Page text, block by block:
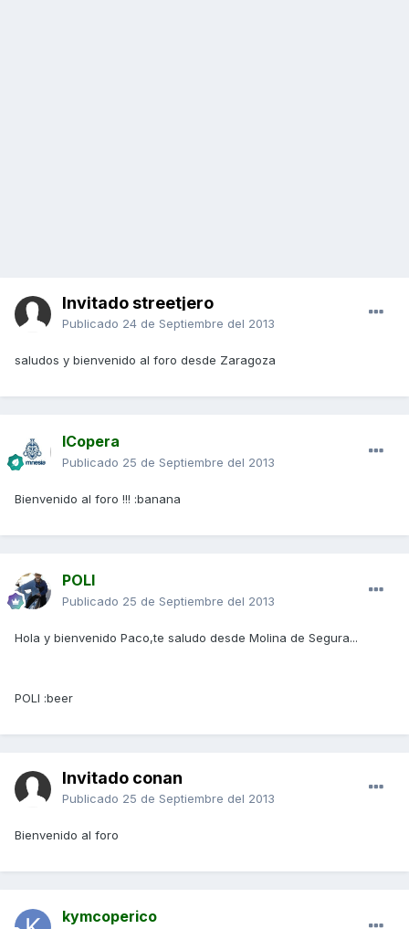
Invitado streetjero
Publicado 24 de Septiembre del 2013
saludos y bienvenido al foro desde Zaragoza
ICopera
Publicado 25 de Septiembre del 2013
Bienvenido al foro !!! :banana
POLI
Publicado 25 de Septiembre del 2013
Hola y bienvenido Paco,te saludo desde Molina de Segura...
POLI :beer
Invitado conan
Publicado 25 de Septiembre del 2013
Bienvenido al foro
kymcoperico